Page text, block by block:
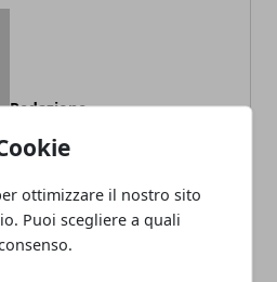
ottimizzare il nostro sito
Puoi scegliere a quali
Redazione